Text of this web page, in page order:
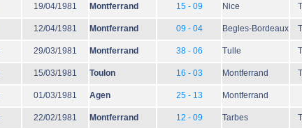
19/04/1981 Montferrand 15 - 09 Nice T
12/04/1981 Montferrand 09 - 04 Begles-Bordeaux T
29/03/1981 Montferrand 38 - 06 Tulle T
15/03/1981 Toulon 16 - 03 Montferrand T
01/03/1981 Agen 25 - 13 Montferrand
22/02/1981 Montferrand 12 - 09 Tarbes T